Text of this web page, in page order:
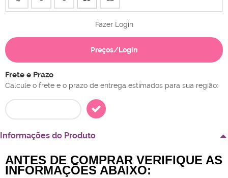
Fazer Login
Preços/Login
Frete e Prazo
Calcule o frete e o prazo de entrega estimados para sua região:
Informações do Produto
ANTES DE COMPRAR VERIFIQUE AS
INFORMAÇÕES ABAIXO: